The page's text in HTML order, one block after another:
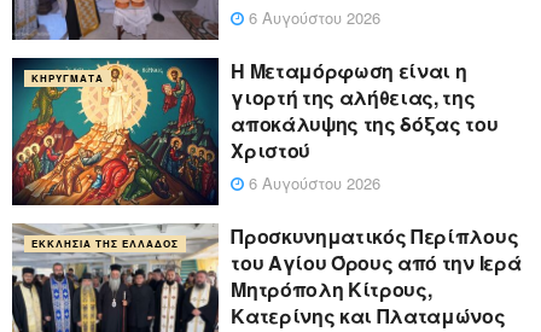
6 Αυγούστου 2026
ΚΗΡΎΓΜΑΤΑ
Η Μεταμόρφωση είναι η
γιορτή της αλήθειας, της
αποκάλυψης της δόξας του
Χριστού
6 Αυγούστου 2026
ΕΚΚΛΗΣΊΑ ΤΗΣ ΕΛΛΆΔΟΣ
Προσκυνηματικός Περίπλους
του Αγίου Όρους από την Ιερά
Μητρόπολη Κίτρους,
Κατερίνης και Πλαταμώνος